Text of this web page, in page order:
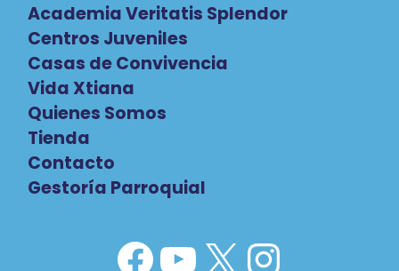
Academia Veritatis Splendor
Centros Juveniles
Casas de Convivencia
Vida Xtiana
Quienes Somos
Tienda
Contacto
Gestoría Parroquial
Facebook
YouTube
X